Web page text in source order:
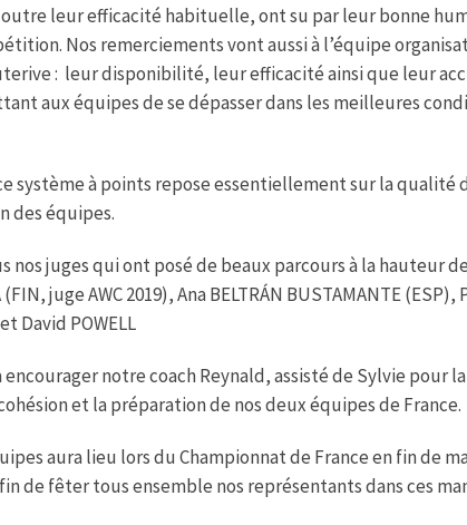
leur efficacité habituelle, ont su par leur bonne
Nos remerciements vont aussi à l’équipe
: leur disponibilité, leur efficacité ainsi que leur
aux équipes de se dépasser dans les meilleures
système à points repose essentiellement sur la qualité
des équipes.
nos juges qui ont posé de beaux parcours à la hauteur
juge AWC 2019), Ana BELTRÁN BUSTAMANTE (ESP),
David POWELL
notre coach Reynald, assisté de Sylvie pour
et la préparation de nos deux équipes de France.
aura lieu lors du Championnat de France en fin de
de fêter tous ensemble nos représentants dans ces